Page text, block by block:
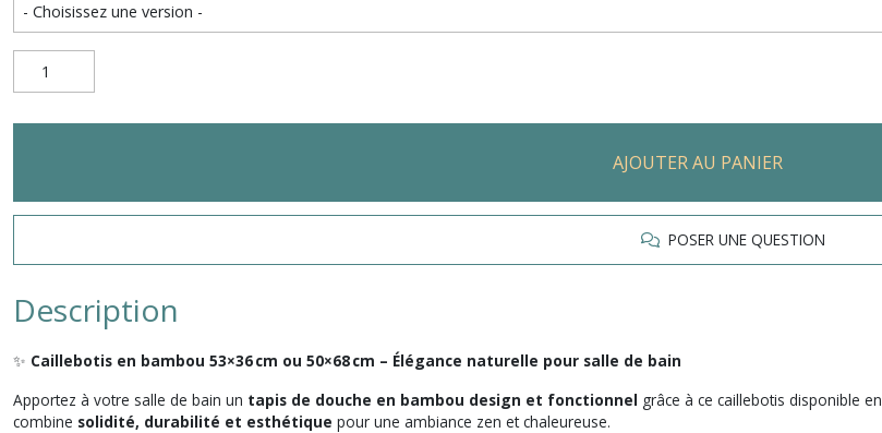
AJOUTER AU PANIER
POSER UNE QUESTION
Description
✨ Caillebotis en bambou 53×36 cm ou 50×68 cm – Élégance naturelle pour salle de bain
Apportez à votre salle de bain un tapis de douche en bambou design et fonctionnel grâce à ce caillebotis disponible en
combine solidité, durabilité et esthétique pour une ambiance zen et chaleureuse.